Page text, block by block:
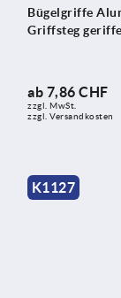
Bügelgriffe
Griffsteg
ab 7,86 CHF
zzgl. MwSt.
zzgl. Versandkosten
K1127